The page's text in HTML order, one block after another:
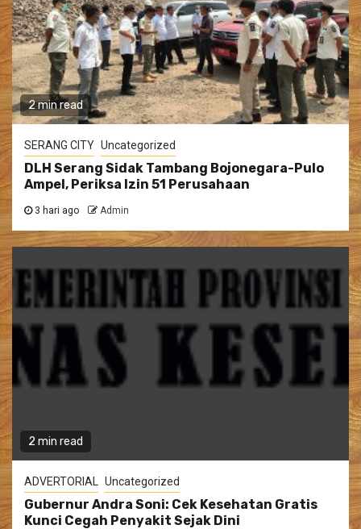
2 min read
SERANG CITY Uncategorized
DLH Serang Sidak Tambang Bojonegara-Pulo
Ampel, Periksa Izin 51 Perusahaan
3 hari ago Admin
2 min read
ADVERTORIAL Uncategorized
Gubernur Andra Soni: Cek Kesehatan Gratis
Kunci Cegah Penyakit Sejak Dini